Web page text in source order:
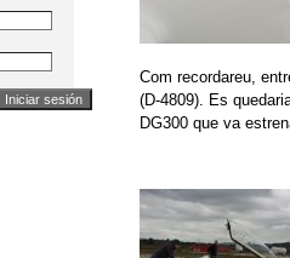
Com recordareu,
(D-4809). Es
DG300 que va